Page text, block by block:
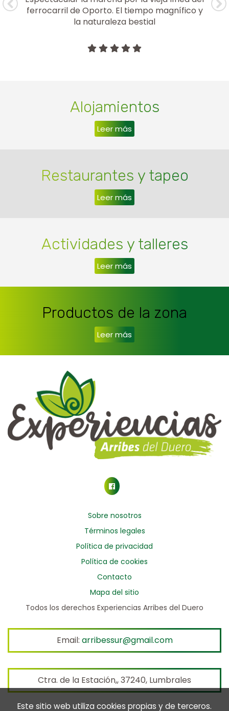
ferrocarril de Oporto. El tiempo magnífico y
la naturaleza bestial
Alojamientos
Leer más
Restaurantes y tapeo
Leer más
Actividades y talleres
Leer más
Productos de la zona
Leer más
Sobre nosotros
Términos legales
Política de privacidad
Política de cookies
Contacto
Mapa del sitio
Todos los derechos Experiencias Arribes del Duero
Email: arribessur@gmail.com
Ctra. de la Estación,, 37240, Lumbrales
Este sitio web utiliza cookies propias y de terceros.